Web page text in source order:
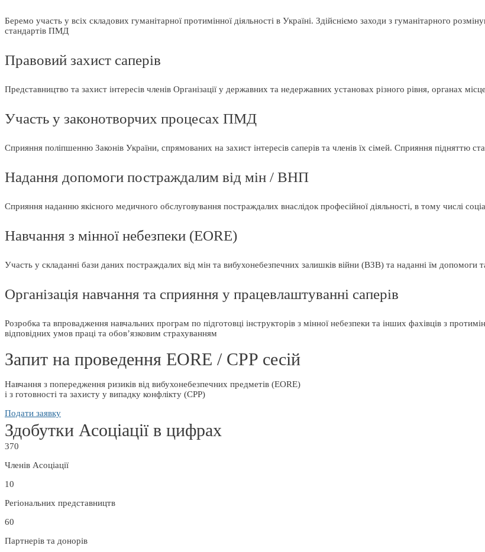
Беремо участь у всіх складових гуманітарної протимінної діяльності в Україні. Здійсніємо заходи з гуманітарного
стандартів ПМД
Правовий захист саперів
Представництво та захист інтересів членів Організації у державних та недержавних установах різного рівня, органах
Участь у законотворчих процесах ПМД
Сприяння поліпшенню Законів України, спрямованих на захист інтересів саперів та членів їх сімей. Сприяння підняттю
Надання допомоги постраждалим від мін / ВНП
Сприяння наданню якісного медичного обслуговування постраждалих внаслідок професійної діяльності, в тому числі
Навчання з мінної небезпеки (EORE)
Участь у складанні бази даних постраждалих від мін та вибухонебезпечних залишків війни (ВЗВ) та наданні їм допомоги та
Організація навчання та сприяння у працевлаштуванні саперів
Розробка та впровадження навчальних програм по підготовці інструкторів з мінної небезпеки та інших фахівців з
відповідних умов праці та обов’язковим страхуванням
Запит на проведення EORE / CPP сесій
Навчання з попередження ризиків від вибухонебезпечних предметів (EORE)
і з готовності та захисту у випадку конфлікту (CPP)
Подати заявку
Здобутки Асоціації в цифрах
370
Членів Асоціації
10
Регіональних представництв
60
Партнерів та донорів